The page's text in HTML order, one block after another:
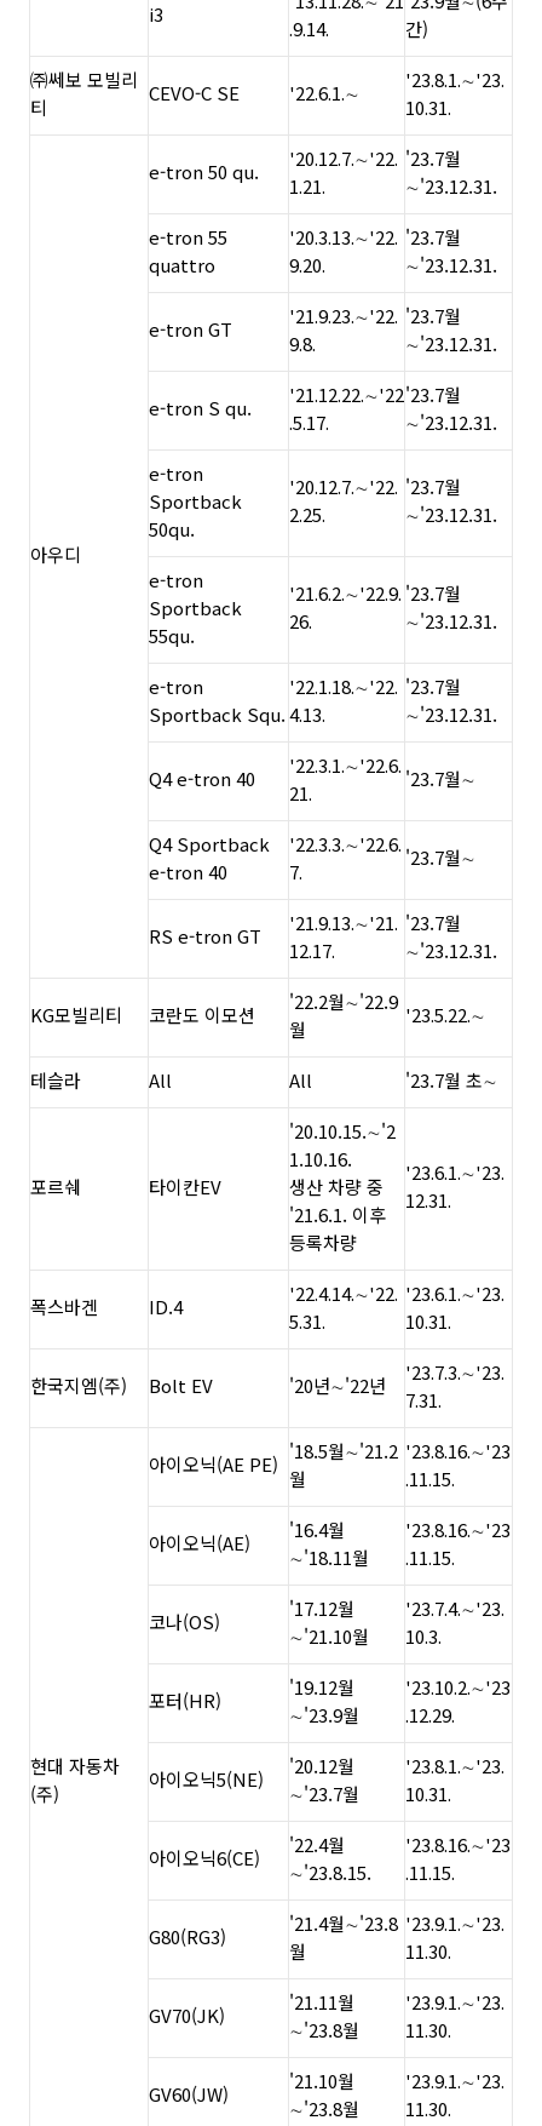
i3
.9.14.
간)
㈜쎄보 모빌리
티
CEVO-C SE '22.6.1.∼
'23.8.1.∼'23.
10.31.
아우디
e-tron 50 qu.
'20.12.7.∼'22.
1.21.
'23.7월
∼'23.12.31.
e-tron 55
quattro
'20.3.13.∼'22.
9.20.
'23.7월
∼'23.12.31.
e-tron GT
'21.9.23.∼'22.
9.8.
'23.7월
∼'23.12.31.
e-tron S qu.
'21.12.22.∼'22
.5.17.
'23.7월
∼'23.12.31.
e-tron
Sportback
50qu.
'20.12.7.∼'22.
2.25.
'23.7월
∼'23.12.31.
e-tron
Sportback
55qu.
'21.6.2.∼'22.9.
26.
'23.7월
∼'23.12.31.
e-tron
Sportback Squ.
'22.1.18.∼'22.
4.13.
'23.7월
∼'23.12.31.
Q4 e-tron 40
'22.3.1.∼'22.6.
21.
'23.7월∼
Q4 Sportback
e-tron 40
'22.3.3.∼'22.6.
7.
'23.7월∼
RS e-tron GT
'21.9.13.∼'21.
12.17.
'23.7월
∼'23.12.31.
KG모빌리티 코란도 이모션
'22.2월∼'22.9
월
'23.5.22.∼
테슬라 All All '23.7월 초∼
포르쉐 타이칸EV
'20.10.15.∼'2
1.10.16.
생산 차량 중
'21.6.1. 이후
등록차량
'23.6.1.∼'23.
12.31.
폭스바겐 ID.4
'22.4.14.∼'22.
5.31.
'23.6.1.∼'23.
10.31.
한국지엠(주) Bolt EV '20년∼'22년
'23.7.3.∼'23.
7.31.
현대 자동차
(주)
아이오닉(AE PE)
'18.5월∼'21.2
월
'23.8.16.∼'23
.11.15.
아이오닉(AE)
'16.4월
∼'18.11월
'23.8.16.∼'23
.11.15.
코나(OS)
'17.12월
∼'21.10월
'23.7.4.∼'23.
10.3.
포터(HR)
'19.12월
∼'23.9월
'23.10.2.∼'23
.12.29.
아이오닉5(NE)
'20.12월
∼'23.7월
'23.8.1.∼'23.
10.31.
아이오닉6(CE)
'22.4월
∼'23.8.15.
'23.8.16.∼'23
.11.15.
G80(RG3)
'21.4월∼'23.8
월
'23.9.1.∼'23.
11.30.
GV70(JK)
'21.11월
∼'23.8월
'23.9.1.∼'23.
11.30.
GV60(JW)
'21.10월
∼'23.8월
'23.9.1.∼'23.
11.30.